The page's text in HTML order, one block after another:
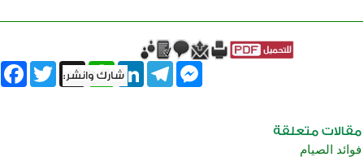
Twitter X
WhatsAppLinkedInTelegram
Messenger
فوائد الصيام